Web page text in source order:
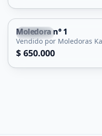
Capital
Moledora n° 1
Vendido por Moledoras
$ 650.000